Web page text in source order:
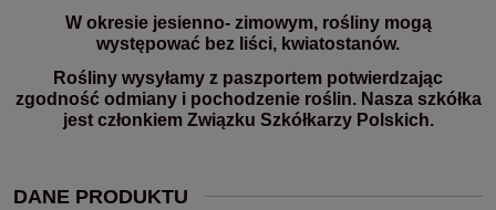
W okresie jesienno- zimowym, rośliny mogą
występować bez liści, kwiatostanów.
Rośliny wysyłamy z paszportem potwierdzając
zgodność odmiany i pochodzenie roślin. Nasza szkółka
jest członkiem Związku Szkółkarzy Polskich.
DANE PRODUKTU